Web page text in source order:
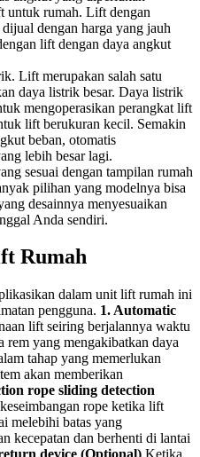
untuk rumah. Lift dengan
dengan harga yang jauh
lift dengan daya angkut
Lift merupakan salah satu
daya listrik besar. Daya listrik
mengoperasikan perangkat lift
lift berukuran kecil. Semakin
beban, otomatis
lebih besar lagi.
sesuai dengan tampilan rumah
pilihan yang modelnya bisa
desainnya menyesuaikan
Anda sendiri.
Rumah
dalam unit lift rumah ini
pengguna. 1. Automatic
lift seiring berjalannya waktu
rem yang mengakibatkan daya
tahap yang memerlukan
akan memberikan
rope sliding detection
rope ketika lift
melebihi batas yang
kecepatan dan berhenti di lantai